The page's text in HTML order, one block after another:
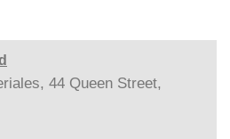
44 Queen Street,